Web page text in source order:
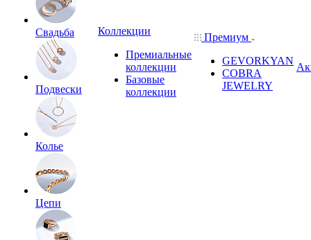
Свадьба
Подвески
Колье
Цепи
Коллекции
Премиальные
коллекции
Базовые
коллекции
Премиум
GEVORKYAN
COBRA
JEWELRY